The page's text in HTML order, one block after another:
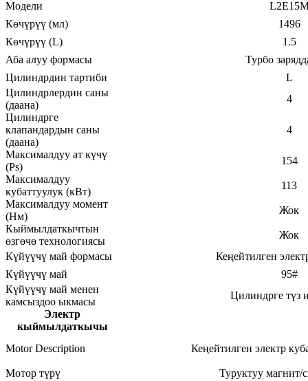
Модели
Көчүрүү (мл)
1496
Көчүрүү (L)
1.5
Аба алуу формасы
Турбо
Цилиндрдин тартиби
L
Цилиндрлердин саны
(даана)
4
Цилиндрге
клапандардын саны
(даана)
4
Максималдуу ат күчү
(Ps)
154
Максималдуу
кубаттуулук (кВт)
113
Максималдуу момент
(Нм)
Жок
Кыймылдаткычтын
өзгөчө технологиясы
Жок
Күйүүчү май формасы
Кеңейтилген
Күйүүчү май
95#
Күйүүчү май менен
камсыздоо ыкмасы
Цилиндрге түз
Электр
кыймылдаткычы
Motor Description
Кеңейтилген электр
Мотор түрү
Туруктуу магнит/